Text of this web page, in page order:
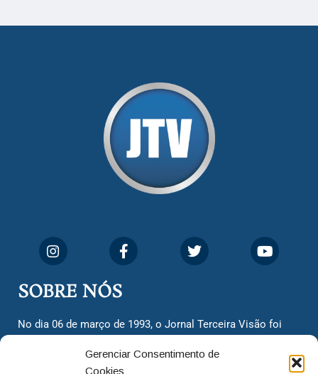
Gerenciar Consentimento de
Cookies
SOBRE NÓS
No dia 06 de março de 1993, o Jornal Terceira Visão foi
cidadãos valinhenses, já que naquela época só existiam